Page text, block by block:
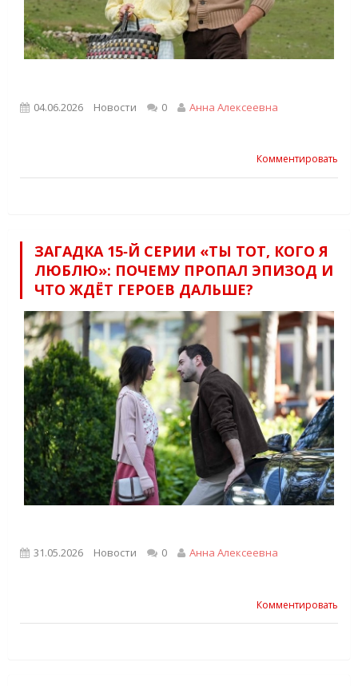
04.06.2026 Новости 0 Анна Алексеевна
Комментировать
ЗАГАДКА 15‑Й СЕРИИ «ТЫ ТОТ, КОГО Я
ЛЮБЛЮ»: ПОЧЕМУ ПРОПАЛ ЭПИЗОД И
ЧТО ЖДЁТ ГЕРОЕВ ДАЛЬШЕ?
31.05.2026 Новости 0 Анна Алексеевна
Комментировать